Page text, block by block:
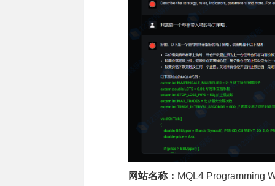
网站名称： MQL4 Programming